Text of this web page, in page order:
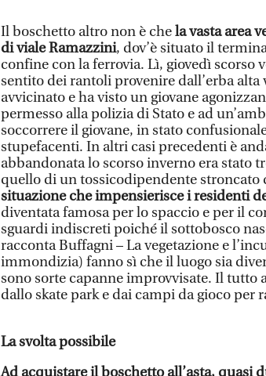
Il boschetto altro non è chela vasta area
di viale Ramazzini, dov’è situato il
confine con la ferrovia. Lì, giovedì scorso
sentito dei rantoli provenire dall’erba alta
avvicinato e ha visto un giovane
permesso alla polizia di Stato e ad
soccorrere il giovane, in stato
stupefacenti. In altri casi precedenti è
abbandonata lo scorso inverno era stato
quello di un tossicodipendente stroncato
situazione che impensierisce i residenti
diventata famosa per lo spaccio e per il
sguardi indiscreti poiché il sottobosco
racconta Buffagni – La vegetazione e
immondizia) fanno sì che il luogo sia
sono sorte capanne improvvisate. Il tutto
dallo skate park e dai campi da gioco per
La svolta possibile
Ad acquistare il boschetto all’asta, quasi